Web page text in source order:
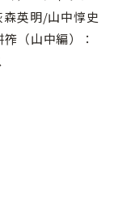
森英明/山中惇史
（山中編）：